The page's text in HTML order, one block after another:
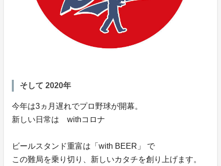
そして 2020年
今年は3ヵ月遅れでプロ野球が開幕。
新しい日常は withコロナ
ビールスタンド重富は「with BEER」 で
この難局を乗り切り、新しいカタチを創り上げます。